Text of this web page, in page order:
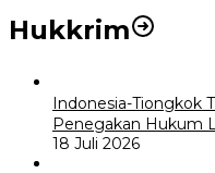
Hukkrim
Indonesia-Tiongkok
Penegakan Hukum
18 Juli 2026